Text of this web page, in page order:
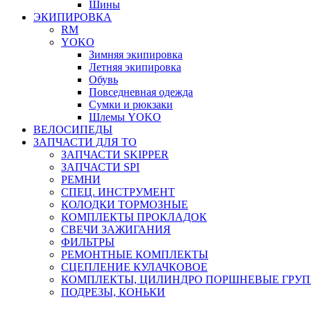
Шины
ЭКИПИРОВКА
RM
YOKO
Зимняя экипировка
Летняя экипировка
Обувь
Повседневная одежда
Сумки и рюкзаки
Шлемы YOKO
ВЕЛОСИПЕДЫ
ЗАПЧАСТИ ДЛЯ ТО
ЗАПЧАСТИ SKIPPER
ЗАПЧАСТИ SPI
РЕМНИ
СПЕЦ. ИНСТРУМЕНТ
КОЛОДКИ ТОРМОЗНЫЕ
КОМПЛЕКТЫ ПРОКЛАДОК
СВЕЧИ ЗАЖИГАНИЯ
ФИЛЬТРЫ
РЕМОНТНЫЕ КОМПЛЕКТЫ
СЦЕПЛЕНИЕ КУЛАЧКОВОЕ
КОМПЛЕКТЫ, ЦИЛИНДРО ПОРШНЕВЫЕ
ПОДРЕЗЫ, КОНЬКИ